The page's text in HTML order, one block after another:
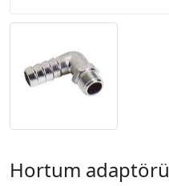
Hortum adaptörü